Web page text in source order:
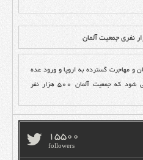
و مهاجرت گسترده به اروپا و ورود عده
زیادی از مهاجران به آلمان، گفته می شود که جمعیت آلمان ۵۰۰ هزار نفر
15500
followers